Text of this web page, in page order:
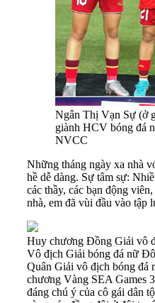
Ngân Thị Vạn Sự (ở
giành HCV bóng đá
NVCC
Những tháng ngày xa nhà
hề dễ dàng. Sự tâm sự:
các thầy, các bạn động
nhà, em đã vùi đầu vào tập
Huy chương Đồng Giải vô
Vô địch Giải bóng đá nữ
Quân Giải vô địch bóng
chương Vàng SEA Games
đáng chú ý của cô gái dân